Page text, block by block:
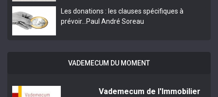
Les donations : les clauses spécifiques à
prévoir…Paul André Soreau
VADEMECUM DU MOMENT
Vademecum de l'Immobilier